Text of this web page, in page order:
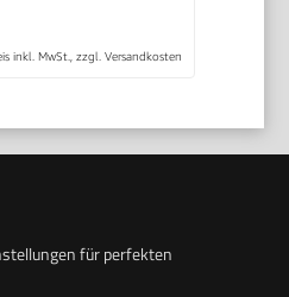
inkl. MwSt., zzgl. Versandkosten
für perfekten